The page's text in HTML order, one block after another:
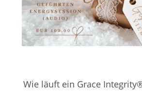
Wie läuft ein Grace